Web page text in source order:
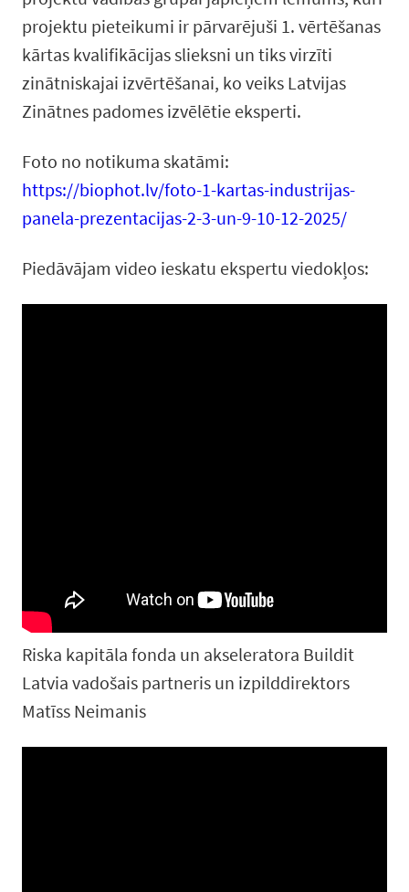
projektu pieteikumi ir pārvarējuši 1. vērtēšanas
kārtas kvalifikācijas slieksni un tiks virzīti
zinātniskajai izvērtēšanai, ko veiks Latvijas
Zinātnes padomes izvēlētie eksperti.
Foto no notikuma skatāmi:
https://biophot.lv/foto-1-kartas-industrijas-
panela-prezentacijas-2-3-un-9-10-12-2025/
Piedāvājam video ieskatu ekspertu viedokļos:
Riska kapitāla fonda un akseleratora Buildit
Latvia vadošais partneris un izpilddirektors
Matīss Neimanis